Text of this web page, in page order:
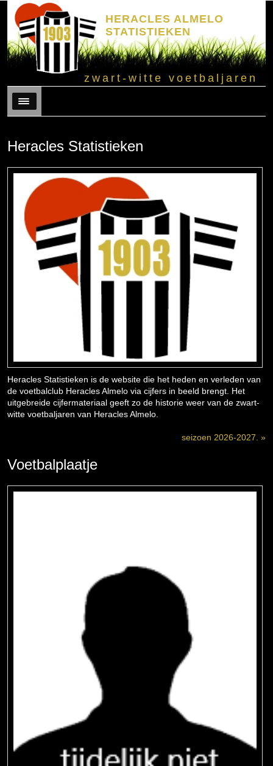
HERACLES ALMELO
STATISTIEKEN
zwart-witte voetbaljaren
Menu
Heracles Statistieken
Heracles Statistieken is de website die het heden en verleden van
de voetbalclub Heracles Almelo via cijfers in beeld brengt. Het
uitgebreide cijfermateriaal geeft zo de historie weer van de zwart-
witte voetbaljaren van Heracles Almelo.
seizoen 2026-2027. »
Voetbalplaatje